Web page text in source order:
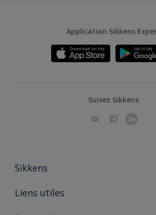
Application Sikkens
Suivez Sikkens
Sikkens
A propos de Sikkens
Liens utiles
Ouvrir un magasin PASS